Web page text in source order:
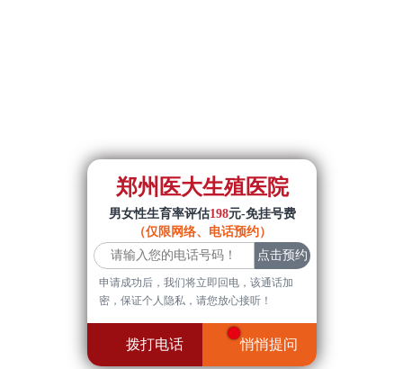
郑州医大生殖医院
男女性生育率评估198元-免挂号费
（仅限网络、电话预约）
申请成功后，我们将立即回电，该通话加
密，保证个人隐私，请您放心接听！
拨打电话 悄悄提问